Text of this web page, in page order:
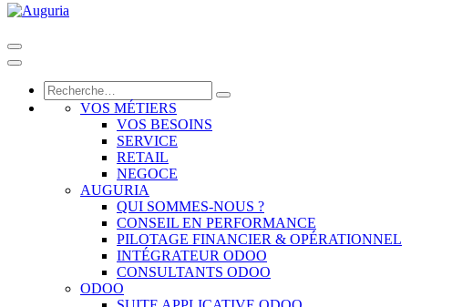
VOS MÉTIERS
VOS BESOINS
SERVICE
RETAIL
NEGOCE
AUGURIA
QUI SOMMES-NOUS ?
CONSEIL EN PERFORMANCE
PILOTAGE FINANCIER & OPÉRATIONNEL
INTÉGRATEUR ODOO
CONSULTANTS ODOO
ODOO